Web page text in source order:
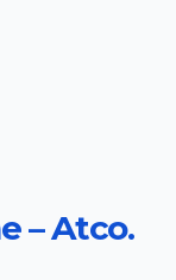
– Atco.